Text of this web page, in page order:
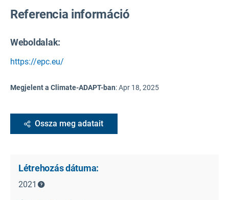
Referencia információ
Weboldalak:
https://epc.eu/
Megjelent a Climate-ADAPT-ban:Apr 18, 2025
Ossza meg adatait
Létrehozás dátuma:
2021